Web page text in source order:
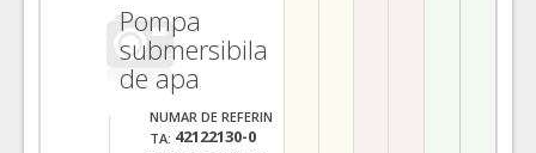
Pompa
submersibila
de apa
NUMAR DE REFERIN
TA: 42122130-0